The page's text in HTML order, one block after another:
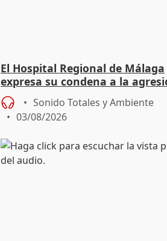
El Hospital Regional de Málaga
expresa su condena a la
dos enfermeras de Urgencias
Sonido Totales y Ambiente
03/08/2026